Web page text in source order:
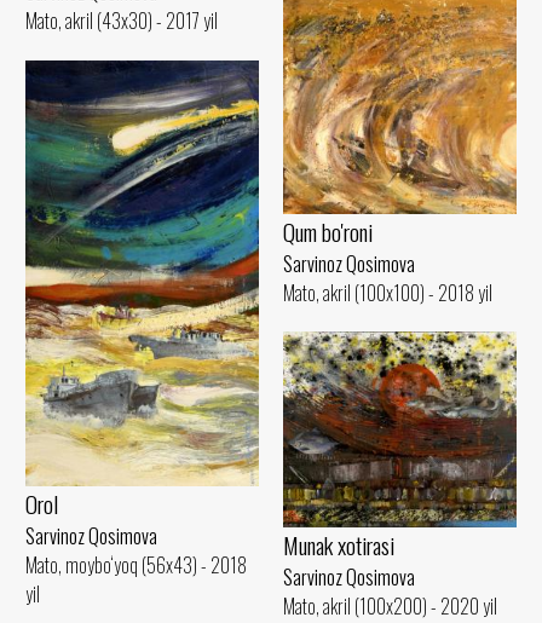
Mato, akril (43x30) - 2017 yil
Qum bo'roni
Sarvinoz Qosimova
Mato, akril (100x100) - 2018 yil
Orol
Sarvinoz Qosimova
Mato, moybo‘yoq (56x43) - 2018
yil
Munak xotirasi
Sarvinoz Qosimova
Mato, akril (100x200) - 2020 yil